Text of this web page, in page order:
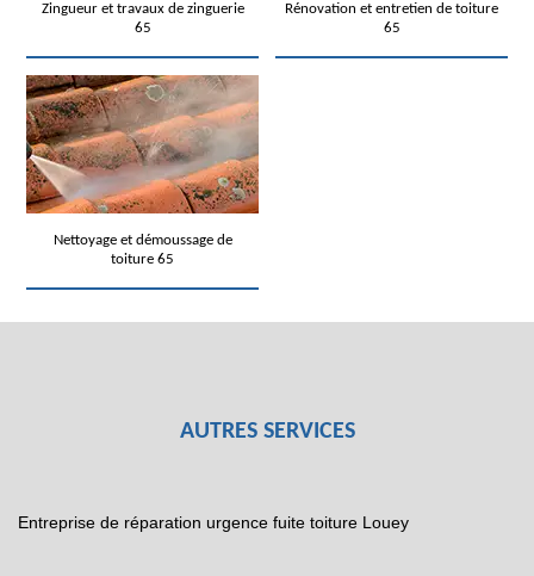
Zingueur et travaux de zinguerie
65
Rénovation et entretien de toiture
65
Nettoyage et démoussage de
toiture 65
AUTRES SERVICES
Entreprise de réparation urgence fuite toiture Louey